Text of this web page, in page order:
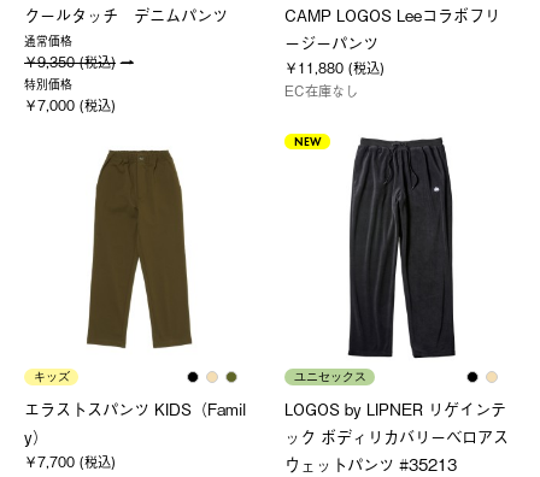
クールタッチ デニムパンツ
通常価格
￥9,350 (税込)
特別価格
￥7,000 (税込)
CAMP LOGOS Leeコラボフリ
ージーパンツ
￥11,880 (税込)
EC在庫なし
キッズ
エラストスパンツ KIDS（Famil
y）
￥7,700 (税込)
NEW
ユニセックス
LOGOS by LIPNER リゲインテ
ック ボディリカバリーベロアス
ウェットパンツ #35213